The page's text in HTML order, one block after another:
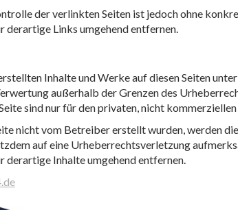
der verlinkten Seiten ist jedoch ohne
derartige Links umgehend entfernen.
Inhalte und Werke auf diesen Seiten
außerhalb der Grenzen des
sind nur für den privaten, nicht
nicht vom Betreiber erstellt wurden, werden
auf eine Urheberrechtsverletzung
derartige Inhalte umgehend entfernen.